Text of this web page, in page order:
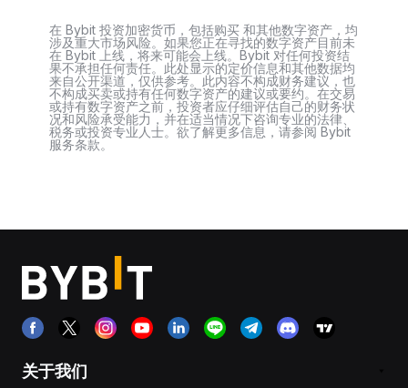
在 Bybit 投资加密货币，包括购买 和其他数字资产，均
涉及重大市场风险。如果您正在寻找的数字资产目前未
在 Bybit 上线，将来可能会上线。Bybit 对任何投资结
果不承担任何责任。此处显示的定价信息和其他数据均
来自公开渠道，仅供参考。此内容不构成财务建议，也
不构成买卖或持有任何数字资产的建议或要约。在交易
或持有数字资产之前，投资者应仔细评估自己的财务状
况和风险承受能力，并在适当情况下咨询专业的法律、
税务或投资专业人士。欲了解更多信息，请参阅 Bybit
服务条款。
关于我们